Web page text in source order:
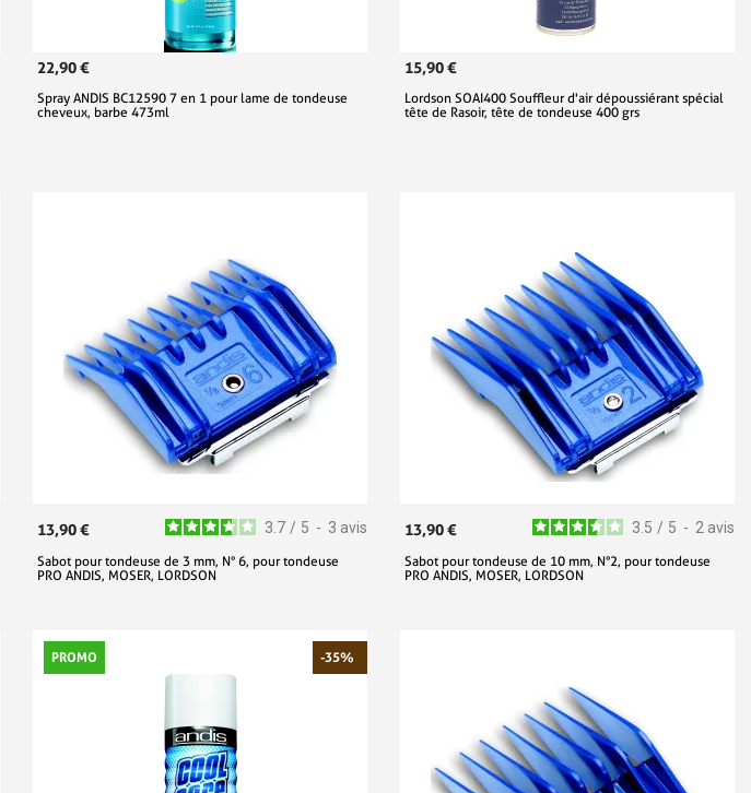
22,90 €
Spray ANDIS BC12590 7 en 1 pour lame de tondeuse
cheveux, barbe 473ml
15,90 €
Lordson SOAI400 Souffleur d'air dépoussiérant spécial
tête de Rasoir, tête de tondeuse 400 grs
3.7 / 5 - 3 avis
13,90 €
Sabot pour tondeuse de 3 mm, N° 6, pour tondeuse
PRO ANDIS, MOSER, LORDSON
3.5 / 5 - 2 avis
13,90 €
Sabot pour tondeuse de 10 mm, N°2, pour tondeuse
PRO ANDIS, MOSER, LORDSON
PROMO -35%